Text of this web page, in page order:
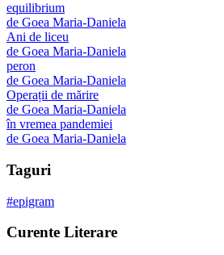
equilibrium
de Goea Maria-Daniela
Ani de liceu
de Goea Maria-Daniela
peron
de Goea Maria-Daniela
Operații de mărire
de Goea Maria-Daniela
în vremea pandemiei
de Goea Maria-Daniela
Taguri
#epigram
Curente Literare